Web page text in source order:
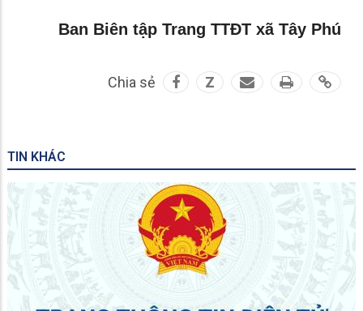
Ban Biên tập Trang TTĐT xã Tây Phú
Chia sẻ Z
TIN KHÁC